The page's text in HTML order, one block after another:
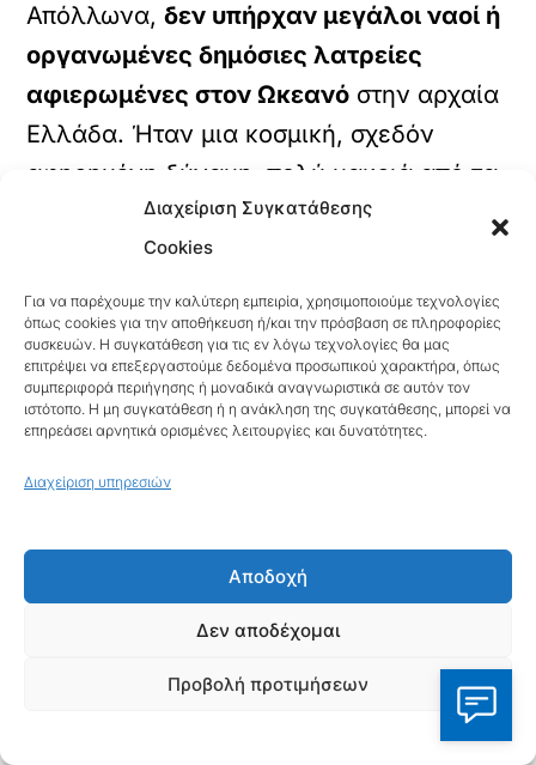
Διαχείριση Συγκατάθεσης
Cookies
Για να παρέχουμε την καλύτερη εμπειρία, χρησιμοποιούμε τεχνολογίες
όπως cookies για την αποθήκευση ή/και την πρόσβαση σε πληροφορίες
συσκευών. Η συγκατάθεση για τις εν λόγω τεχνολογίες θα μας
επιτρέψει να επεξεργαστούμε δεδομένα προσωπικού χαρακτήρα, όπως
συμπεριφορά περιήγησης ή μοναδικά αναγνωριστικά σε αυτόν τον
ιστότοπο. Η μη συγκατάθεση ή η ανάκληση της συγκατάθεσης, μπορεί να
επηρεάσει αρνητικά ορισμένες λειτουργίες και δυνατότητες.
Διαχείριση υπηρεσιών
Αποδοχή
Δεν αποδέχομαι
Προβολή προτιμήσεων
Απόλλωνα,δεν υπήρχαν μεγάλοι ναοί ή
οργανωμένες δημόσιες λατρείες
αφιερωμένες στον Ωκεανό στην αρχαία
Ελλάδα. Ήταν μια κοσμική, σχεδόν
αφηρημένη δύναμη, πολύ μακριά από τα
καθημερινά προβλήματα των ανθρώπων.
Ωστόσο, οι ναυτικοί τον επικαλούνταν με
σεβασμό. Η πιο συγκλονιστική ιστορική
καταγραφή λατρείας του προέρχεται από
τονΜέγα Αλέξανδρο. Όταν ο
στρατηλάτης έφτασε στις εκβολές του
Ωκεανό (πιστεύοντας ότι έφτασε στο
θυσίασε ταύρους προς τιμήν του.
Αρριανός, Αλεξάνδρου Ανάβασις
(Βιβλίο 6, 19.5):«καί ταύρους σφάξας τω
ο Αλέξανδρος αφηκεν ες τήν